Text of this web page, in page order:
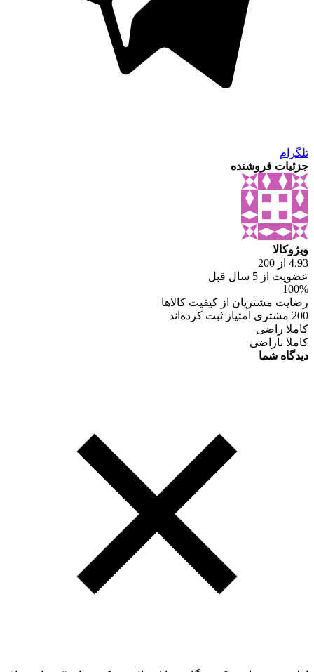
تلگرام
جزئیات فروشنده
ویژوکالا
4.93 از 200
عضویت از 5 سال قبل
100%
رضایت مشتریان از کیفیت کالاها
200 مشتری امتیاز ثبت کرده‌اند
کاملا راضی
کاملا ناراضی
دیدگاه شما